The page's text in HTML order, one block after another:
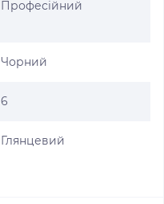
Професійний
Чорний
6
Глянцевий